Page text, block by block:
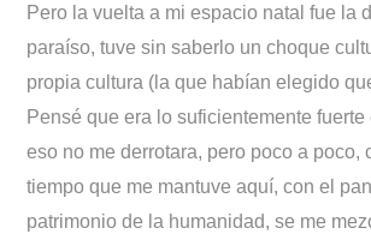
Pero la vuelta a mi espacio natal fue la
paraíso, tuve sin saberlo un choque
propia cultura (la que habían elegido
Pensé que era lo suficientemente fuerte
eso no me derrotara, pero poco a poco,
tiempo que me mantuve aquí, con el
patrimonio de la humanidad, se me